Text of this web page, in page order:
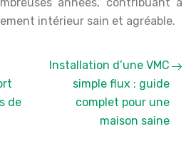
intérieur sain et agréable.
de
Installation d’une VMC
simple flux : guide
complet pour une
maison saine